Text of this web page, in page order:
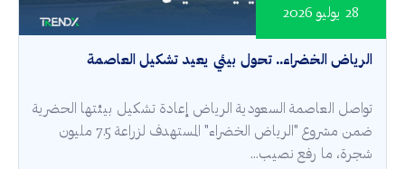
الرياض الخضراء.. تحول بيئي يعيد تشكيل العاصمة
28 يوليو 2026
تواصل العاصمة السعودية الرياض إعادة تشكيل بيئتها الحضرية
ضمن مشروع "الرياض الخضراء" المستهدف لزراعة 7.5 مليون
شجرة، ما رفع نصيب...